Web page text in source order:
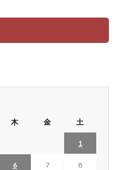
木 金 土
1
6 7 8